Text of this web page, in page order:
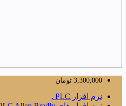
3,300,000 تومان
نرم افزار PLC ,